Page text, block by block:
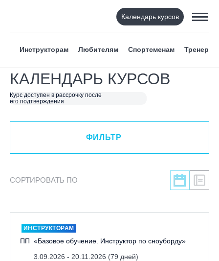
Календарь курсов
Инструкторам Любителям Спортсменам Тренерам
КАЛЕНДАРЬ КУРСОВ
Курс доступен в рассрочку после
его подтверждения
ФИЛЬТР
ВИД СПОРТА
Я ХОЧУ
КАТЕГОРИЯ
ЛЕКТОР
ФИЛЬТР
СОРТИРОВАТЬ ПО
ИНСТРУКТОРАМ
ПП «Базовое обучение. Инструктор по сноуборду»
3.09.2026 - 20.11.2026 (79 дней)